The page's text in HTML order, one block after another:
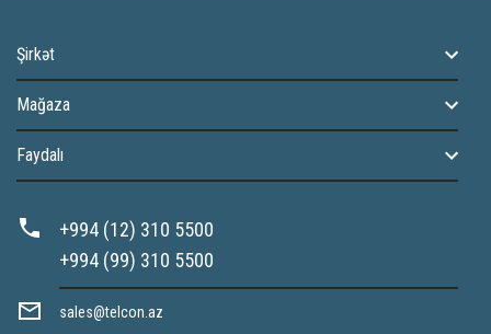
Şirkət
Mağaza
Faydalı
+994 (12) 310 5500
+994 (99) 310 5500
sales@telcon.az